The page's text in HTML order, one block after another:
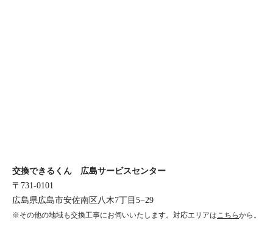
交換できるくん 広島サービスセンター
〒731-0101
広島県広島市安佐南区八木7丁目5−29
※その他の地域も交換工事にお伺いいたします。対応エリアはこちらから。